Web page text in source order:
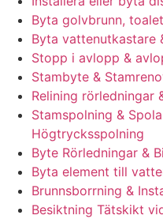
Byta golvbrunn,
Byta vattenutkastare
Stopp i avlopp &
Stambyte &
Relining rörledningar
Stamspolning &
Högtrycksspolning
Byte Rörledningar &
Byta element till
Brunnsborrning &
Besiktning Tätskikt